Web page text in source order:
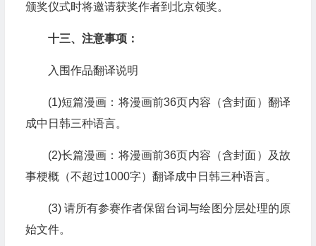
颁奖仪式时将邀请获奖作者到北京领奖。
十三、注意事项：
入围作品翻译说明
(1)短篇漫画：将漫画前36页内容（含封面）翻译
成中日韩三种语言。
(2)长篇漫画：将漫画前36页内容（含封面）及故
事梗概（不超过1000字）翻译成中日韩三种语言。
(3) 请所有参赛作者保留台词与绘图分层处理的原
始文件。